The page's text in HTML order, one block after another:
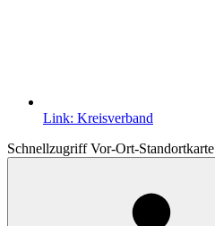
Link: Kreisverband
Schnellzugriff Vor-Ort-Standortkarte